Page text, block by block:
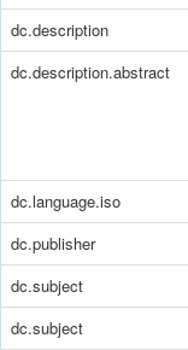
dc.description
dc.description.abstract
dc.language.iso
dc.publisher
dc.subject
dc.subject